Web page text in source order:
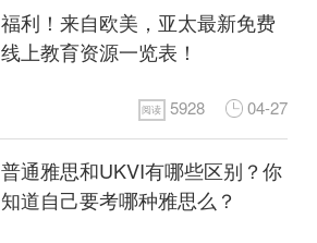
福利！来自欧美，亚太最新免费
线上教育资源一览表！
阅读 5928 04-27
普通雅思和UKVI有哪些区别？你
知道自己要考哪种雅思么？